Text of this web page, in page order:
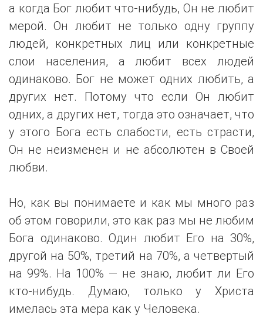
а когда Бог любит что-нибудь, Он не любит
мерой. Он любит не только одну группу
людей, конкретных лиц или конкретные
слои населения, а любит всех людей
одинаково. Бог не может одних любить, а
других нет. Потому что если Он любит
одних, а других нет, тогда это означает, что
у этого Бога есть слабости, есть страсти,
Он не неизменен и не абсолютен в Своей
любви.
Но, как вы понимаете и как мы много раз
об этом говорили, это как раз мы не любим
Бога одинаково. Один любит Его на 30%,
другой на 50%, третий на 70%, а четвертый
на 99%. На 100% — не знаю, любит ли Его
кто-нибудь. Думаю, только у Христа
имелась эта мера как у Человека.